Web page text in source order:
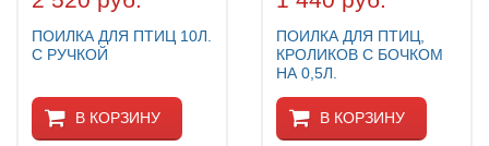
ПОИЛКА ДЛЯ ПТИЦ 10Л.
С РУЧКОЙ
В КОРЗИНУ
ПОИЛКА ДЛЯ ПТИЦ,
КРОЛИКОВ С БОЧКОМ
НА 0,5Л.
В КОРЗИНУ